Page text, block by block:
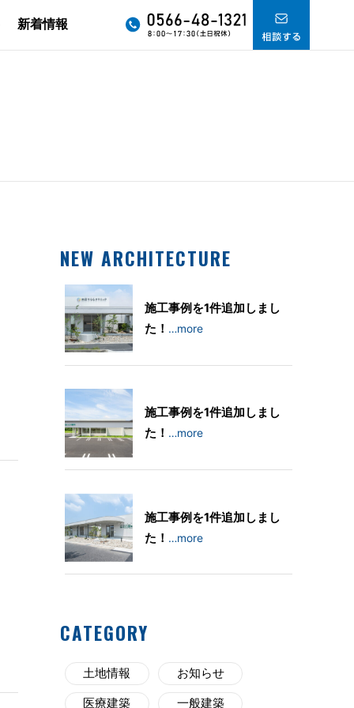
新着情報
NEW ARCHITECTURE
施工事例を1件追加しまし
た！ …more
施工事例を1件追加しまし
た！ …more
施工事例を1件追加しまし
た！ …more
CATEGORY
土地情報 お知らせ
医療建築 一般建築